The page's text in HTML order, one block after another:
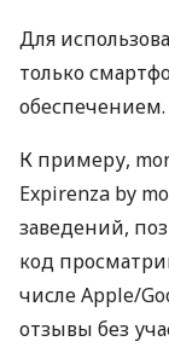
Для
только
обеспечением.
К примеру,
Expirenza by
заведений,
код
числе Apple/
отзывы без